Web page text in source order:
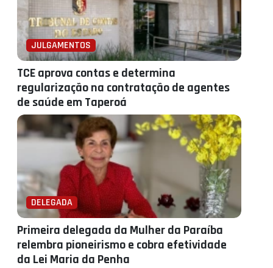
JULGAMENTOS
TCE aprova contas e determina
regularização na contratação de agentes
de saúde em Taperoá
DELEGADA
Primeira delegada da Mulher da Paraíba
relembra pioneirismo e cobra efetividade
da Lei Maria da Penha